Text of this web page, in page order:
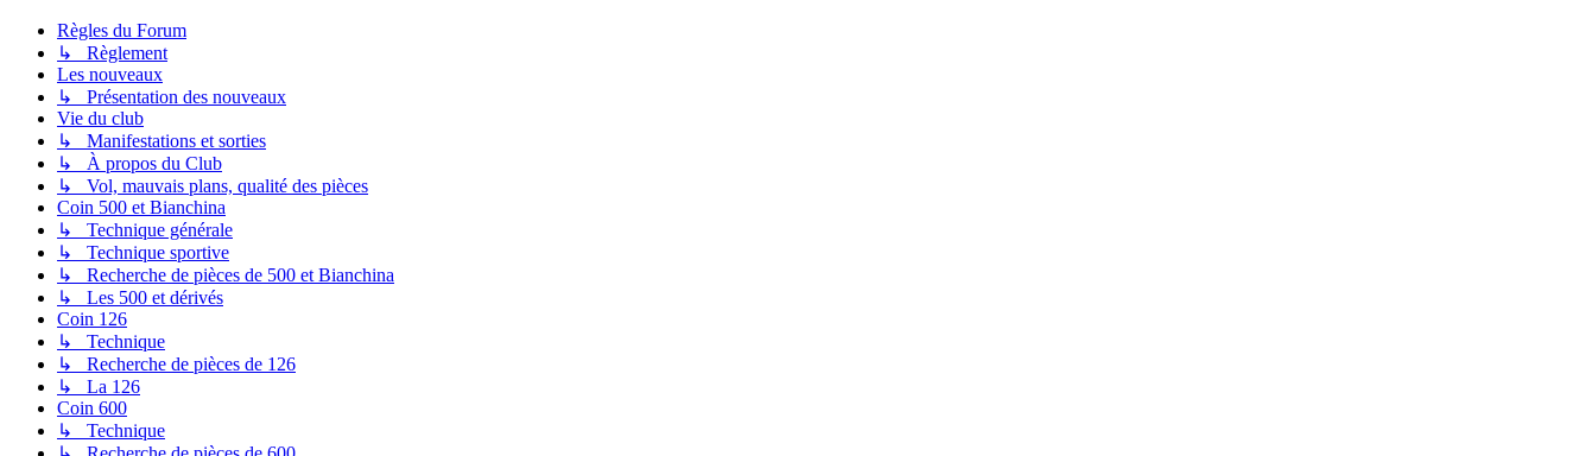
Règles du Forum
↳ Règlement
Les nouveaux
↳ Présentation des nouveaux
Vie du club
↳ Manifestations et sorties
↳ À propos du Club
↳ Vol, mauvais plans, qualité des pièces
Coin 500 et Bianchina
↳ Technique générale
↳ Technique sportive
↳ Recherche de pièces de 500 et Bianchina
↳ Les 500 et dérivés
Coin 126
↳ Technique
↳ Recherche de pièces de 126
↳ La 126
Coin 600
↳ Technique